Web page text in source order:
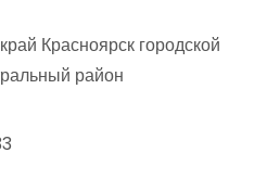
Красноярск городской
район